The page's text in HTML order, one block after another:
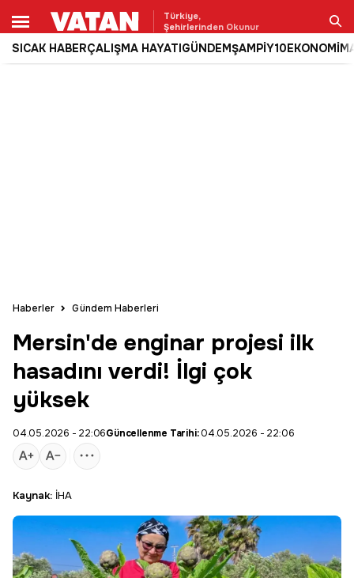
Türkiye,
Şehirlerinden Okunur
SICAK HABERÇALIŞMA HAYATIGÜNDEMŞAMPİY10EKONOMİ
Ara
Haberler Gündem Haberleri
Mersin'de enginar projesi ilk
hasadını verdi! İlgi çok
yüksek
04.05.2026 - 22:06Güncellenme Tarihi:04.05.2026 - 22:06
Kaynak: İHA